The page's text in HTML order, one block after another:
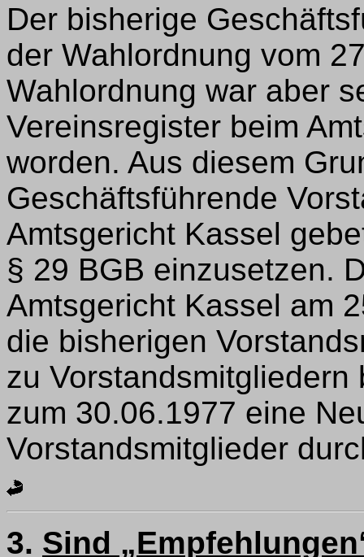
Der bisherige
der Wahlordnung vom
Wahlordnung war aber
Vereinsregister beim
worden. Aus diesem
Geschäftsführende
Amtsgericht Kassel
§ 29 BGB einzusetzen.
Amtsgericht Kassel am
die bisherigen
zu
zum 30.06.1977 eine
Vorstandsmitglieder
3. Sind